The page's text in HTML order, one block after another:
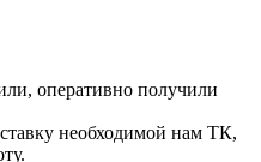
оперативно получили
необходимой нам ТК,